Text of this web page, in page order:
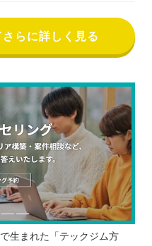
らに詳しく見る
生まれた「テックジム方